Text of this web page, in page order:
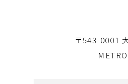
〒543-0001